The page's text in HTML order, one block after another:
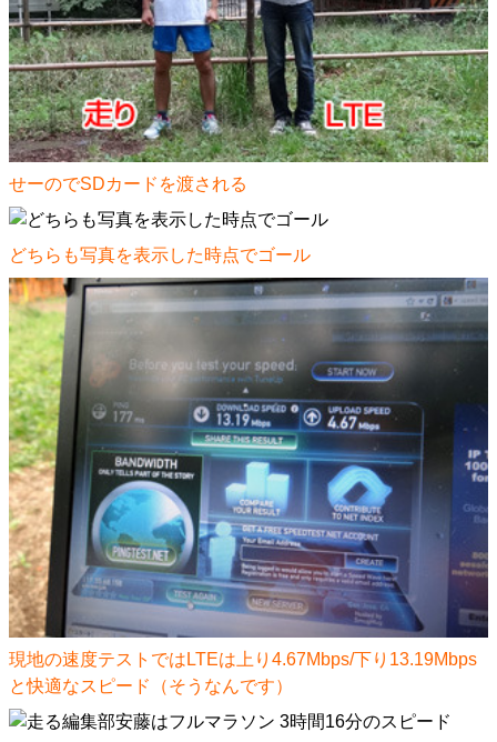
せーのでSDカードを渡される
どちらも写真を表示した時点でゴール
現地の速度テストではLTEは上り4.67Mbps/下り13.19Mbps
と快適なスピード（そうなんです）